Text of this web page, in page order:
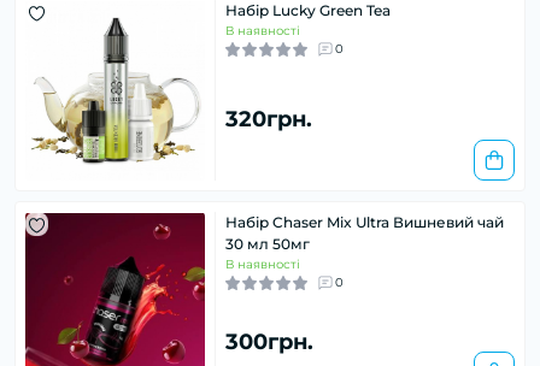
Набір Lucky Green Tea
В наявності
0
320грн.
Набір Chaser Mix Ultra Вишневий чай
30 мл 50мг
В наявності
0
300грн.